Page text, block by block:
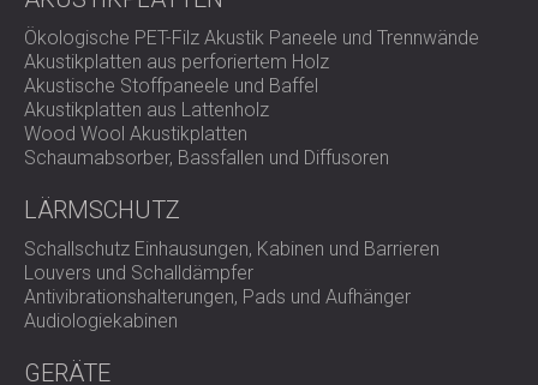
Ergebnis
Die akustische Veränderung war sofort spürbar. Der
Nachhall wurde deutlich reduziert, und der Raum wurde
komfortabler. Die maßgefertigten Paneele werteten den
Raum Tiefe und Weichheit.
Inkofoodswar mit den Ergebnissen äußerst zufrieden, da
sie es ermöglichten, Gruppenveranstaltungen und
gesellschaftliche Zusammenkünfte ohne Kompromisse
bei Komfort oder Klarheit wieder durchzuführen.
Ökologische PET-Filz Akustik Paneele und Trennwände
Akustikplatten aus perforiertem Holz
Akustische Stoffpaneele und Baffel
Akustikplatten aus Lattenholz
Wood Wool Akustikplatten
Schaumabsorber, Bassfallen und Diffusoren
LÄRMSCHUTZ
Schallschutz Einhausungen, Kabinen und Barrieren
Louvers und Schalldämpfer
Antivibrationshalterungen, Pads und Aufhänger
Audiologiekabinen
GERÄTE